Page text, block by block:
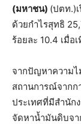
(มหาชน) (ปตท.)
ด้วยกำไรสุทธิ
ร้อยละ 10.4 เมื่อ
จากปัญหาความไ
สถานการณ์จากก
ประเทศที่มีสำนัก
จัดหาน้ำมันดิบจา